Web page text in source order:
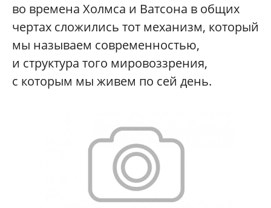
во времена Холмса и Ватсона в общих
чертах сложились тот механизм, который
мы называем современностью,
и структура того мировоззрения,
с которым мы живем по сей день.